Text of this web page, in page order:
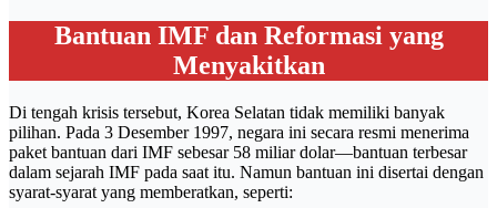
Bantuan IMF dan Reformasi yang
Menyakitkan
Di tengah krisis tersebut, Korea Selatan tidak memiliki banyak
pilihan. Pada 3 Desember 1997, negara ini secara resmi menerima
paket bantuan dari IMF sebesar 58 miliar dolar—bantuan terbesar
dalam sejarah IMF pada saat itu. Namun bantuan ini disertai dengan
syarat-syarat yang memberatkan, seperti: